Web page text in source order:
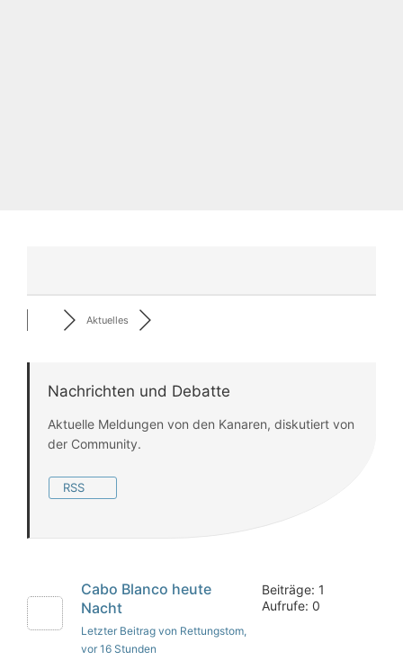
Aktuelles
Nachrichten und Debatte
Aktuelle Meldungen von den Kanaren, diskutiert von
der Community.
RSS
Cabo Blanco heute
Nacht
Letzter Beitrag von Rettungstom,
vor 16 Stunden
Beiträge: 1
Aufrufe: 0